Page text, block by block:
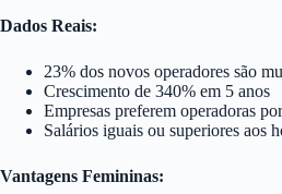
Dados Reais:
23% dos novos operadores são
Crescimento de 340% em 5 anos
Empresas preferem operadoras
Salários iguais ou superiores aos
Vantagens Femininas: